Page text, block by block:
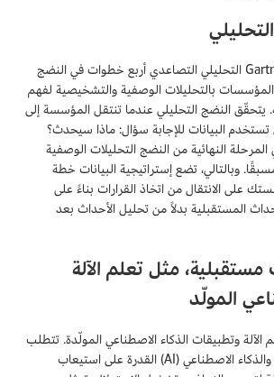
يحدد نموذج شركة Gartner التحليلي التصاعدي أربع خطوات في النضج
المؤسسات بالتحليلات الوصفية والتشخيصية لفهم
النضج التحليلي عندما تنتقل المؤسسة إلى
تستخدم البيانات للإجابة سؤال: ماذا سيحدث؟
النهائية من النضج التحليلات الوصفية
وبالتالي، تضع إستراتيجية البيانات خطة
على الانتقال من اتخاذ القرارات بناءً على
المستقبلية بدلاً من تحليل الأحداث بعد
مثل تعلم الآلة
المولّد
وتطبيقات الذكاء الاصطناعي المولّدة. تتطلب
نماذج تعلم الآلة (ML) والذكاء الاصطناعي (AI) القدرة على استيعاب